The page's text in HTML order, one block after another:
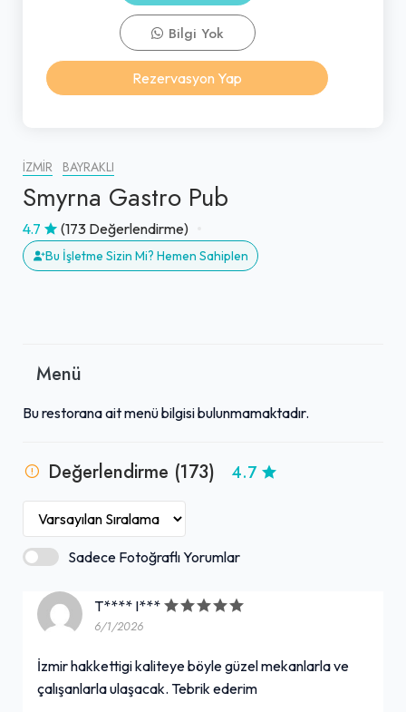
İZMIR BAYRAKLI
Smyrna Gastro Pub
4.7 (173 Değerlendirme)
Bu İşletme Sizin Mi? Hemen Sahiplen
Menü
Bu restorana ait menü bilgisi bulunmamaktadır.
Değerlendirme (173) 4.7
Sadece Fotoğraflı Yorumlar
T**** I***
6/1/2026
İzmir hakkettigi kaliteye böyle güzel mekanlarla ve
çalışanlarla ulaşacak. Tebrik ederim
Bilgi Yok
Rezervasyon Yap